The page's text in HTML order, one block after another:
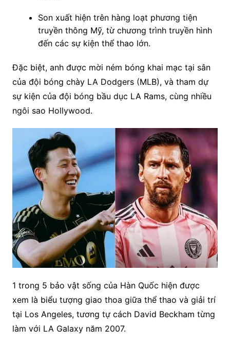
Son xuất hiện trên hàng loạt phương tiện
truyền thông Mỹ, từ chương trình truyền hình
đến các sự kiện thể thao lớn.
Đặc biệt, anh được mời ném bóng khai mạc tại sân
của đội bóng chày LA Dodgers (MLB), và tham dự
sự kiện của đội bóng bầu dục LA Rams, cùng nhiều
ngôi sao Hollywood.
1 trong 5 bảo vật sống của Hàn Quốc hiện được
xem là biểu tượng giao thoa giữa thể thao và giải trí
tại Los Angeles, tương tự cách David Beckham từng
làm với LA Galaxy năm 2007.